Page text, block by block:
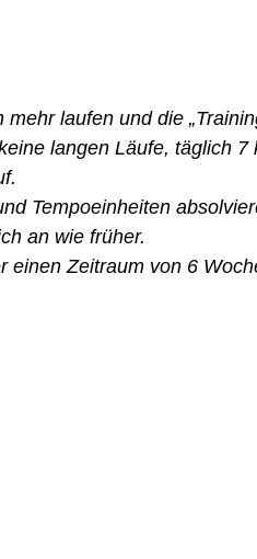
laufen und die
langen Läufe, täglich 7
Tempoeinheiten
an wie früher.
einen Zeitraum von 6